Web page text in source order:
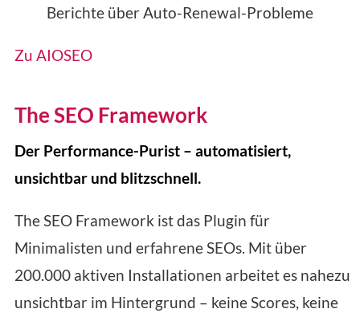
Berichte über Auto-Renewal-Probleme
Zu AIOSEO
The SEO Framework
Der Performance-Purist – automatisiert,
unsichtbar und blitzschnell.
The SEO Framework ist das Plugin für
Minimalisten und erfahrene SEOs. Mit über
200.000 aktiven Installationen arbeitet es nahezu
unsichtbar im Hintergrund – keine Scores, keine